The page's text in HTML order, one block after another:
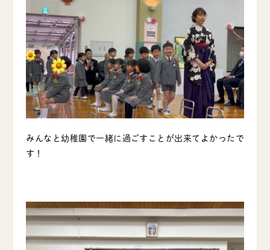
みんなと幼稚園で一緒に過ごすことが出来てよかったで
す！